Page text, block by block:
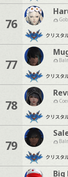
76
クリスタ
77
クリスタ
78
クリスタ
79
クリスタ
Big